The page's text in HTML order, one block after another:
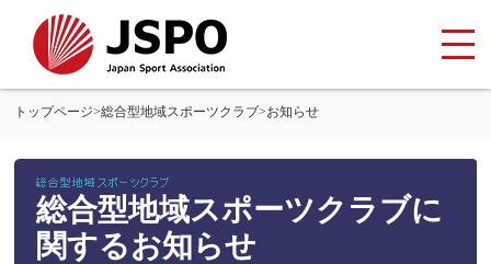
トップページ>総合型地域スポーツクラブ>お知らせ
総合型地域スポーツクラブに
関するお知らせ